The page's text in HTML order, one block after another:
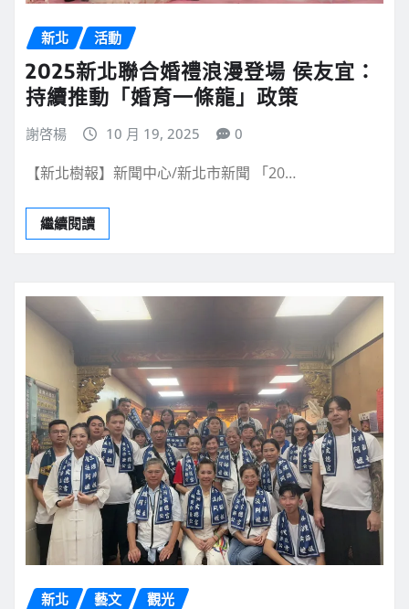
新北 活動
2025新北聯合婚禮浪漫登場 侯友宜：
持續推動「婚育一條龍」政策
謝啓楊 10 月 19, 2025 0
【新北樹報】新聞中心/新北市新聞 「20…
繼續閱讀
新北 藝文 觀光